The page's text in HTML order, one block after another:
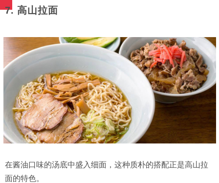
7. 高山拉面
在酱油口味的汤底中盛入细面，这种质朴的搭配正是高山拉
面的特色。